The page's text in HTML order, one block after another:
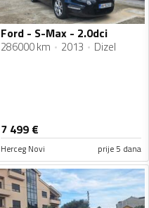
Ford - S-Max - 2.0dci
286000 km 2013 Dizel
7 499 €
Herceg Novi prije 5 dana